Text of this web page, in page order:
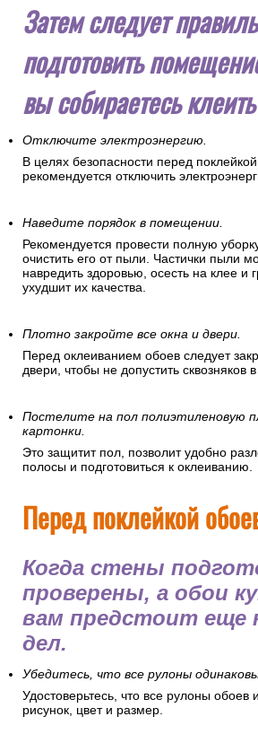
Затем следует
подготовить
вы собираетесь
Отключите электроэнергию.
В целях безопасности перед
рекомендуется отключить
Наведите порядок в помещении.
Рекомендуется провести полную
очистить его от пыли. Частички пыли
навредить здоровью, осесть на клее и
ухудшит их качества.
Плотно закройте все окна и двери.
Перед оклеиванием обоев следует
двери, чтобы не допустить сквозняков
Постелите на пол полиэтиленовую
картонки.
Это защитит пол, позволит удобно
полосы и подготовиться к оклеиванию.
Перед поклейкой
Когда стены
проверены, а обои
вам предстоит еще
дел.
Убедитесь, что все рулоны
Удостоверьтесь, что все рулоны
рисунок, цвет и размер.